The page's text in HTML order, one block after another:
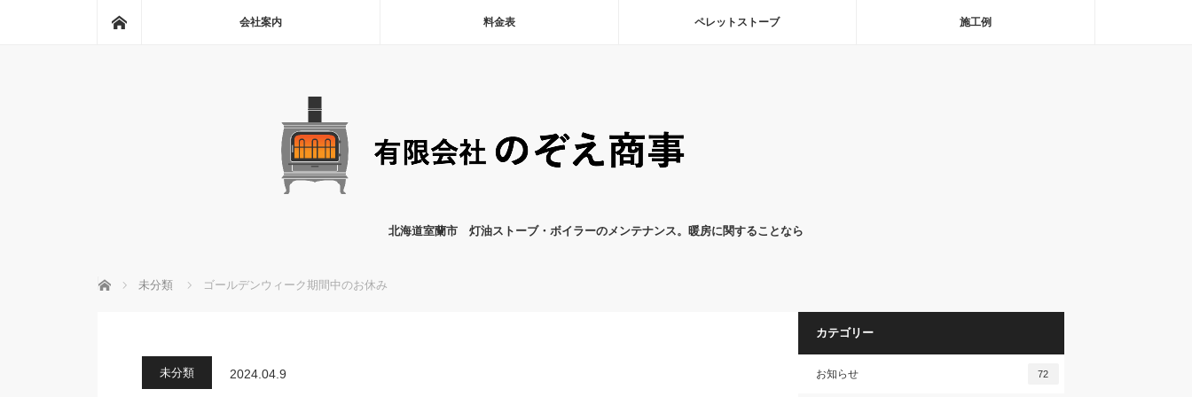
会社案内 料金表 ペレットストーブ 施工例
北海道室蘭市 灯油ストーブ・ボイラーのメンテナンス。暖房に関することなら
ホーム 未分類 ゴールデンウィーク期間中のお休み
未分類 2024.04.9
カテゴリー
お知らせ 72